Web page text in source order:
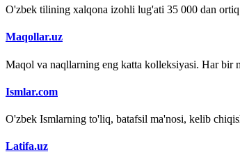
O'zbek tilining xalqona izohli lug'ati 35 000 dan
Maqollar.uz
Maqol va naqllarning eng katta kolleksiyasi. Har bir
Ismlar.com
O'zbek Ismlarning to'liq, batafsil ma'nosi, kelib
Latifa.uz